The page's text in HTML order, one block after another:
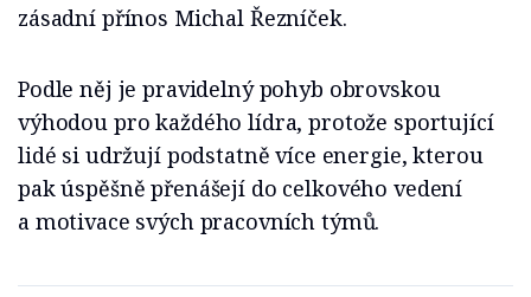
zásadní přínos Michal Řezníček.
Podle něj je pravidelný pohyb obrovskou
výhodou pro každého lídra, protože sportující
lidé si udržují podstatně více energie, kterou
pak úspěšně přenášejí do celkového vedení
a motivace svých pracovních týmů.